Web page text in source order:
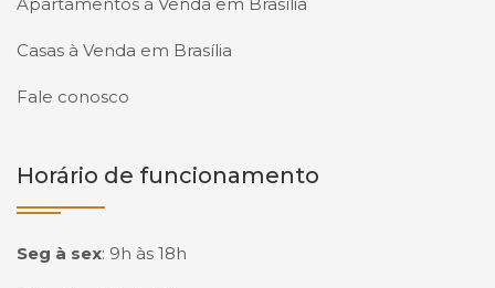
Casas à Venda em Brasília
Fale conosco
Horário de funcionamento
Seg à sex: 9h às 18h